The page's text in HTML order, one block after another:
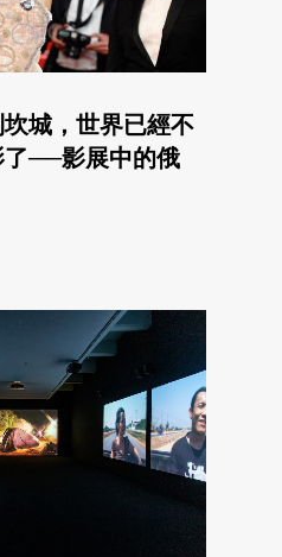
城，世界已經不
──影展中的俄